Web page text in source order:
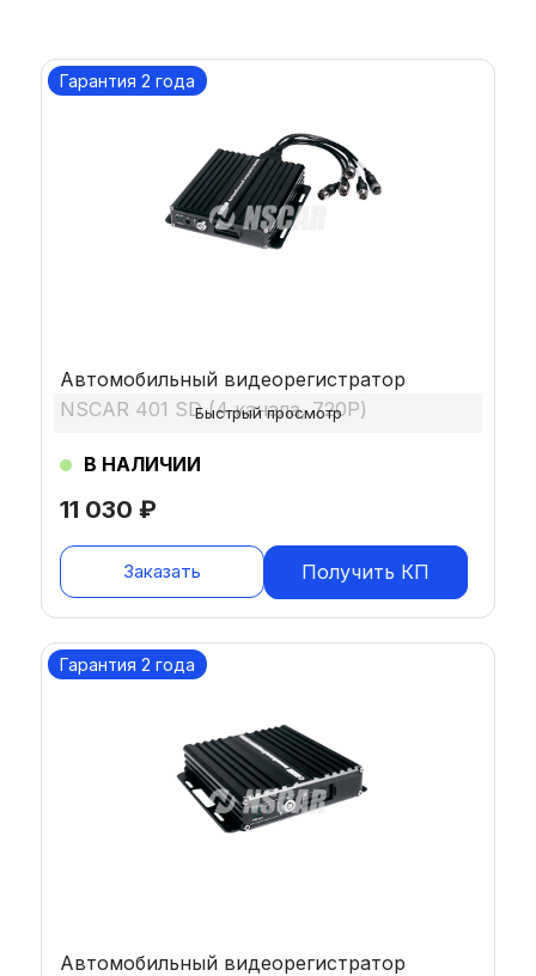
Гарантия 2 года
11 030 ₽
Автомобильный видеорегистратор
NSCAR 401 SD (4 канала, 720Р)
В НАЛИЧИИ
Заказать Получить КП
Быстрый просмотр
Гарантия 2 года
Автомобильный видеорегистратор